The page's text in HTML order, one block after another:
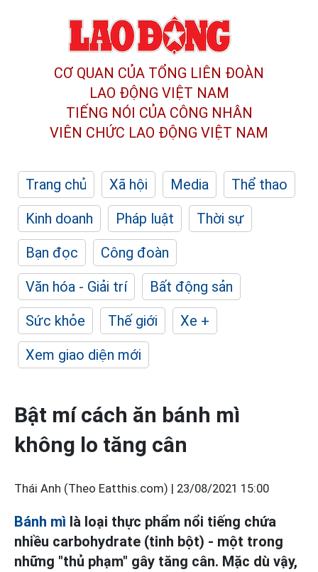
CƠ QUAN CỦA TỔNG LIÊN ĐOÀN
LAO ĐỘNG VIỆT NAM
TIẾNG NÓI CỦA CÔNG NHÂN
VIÊN CHỨC LAO ĐỘNG VIỆT NAM
Trang chủ Xã hội Media
Thể thao
Kinh doanh
Pháp luật
Thời sự
Bạn đọc
Công đoàn
Văn hóa - Giải trí
Bất động sản
Sức khỏe
Thế giới
Xe +
Xem giao diện mới
Bật mí cách ăn bánh mì
không lo tăng cân
Thái Anh (Theo Eatthis.com) | 23/08/2021 15:00
Bánh mì là loại thực phẩm nổi tiếng chứa
nhiều carbohydrate (tinh bột) - một trong
những "thủ phạm" gây tăng cân. Mặc dù vậy,